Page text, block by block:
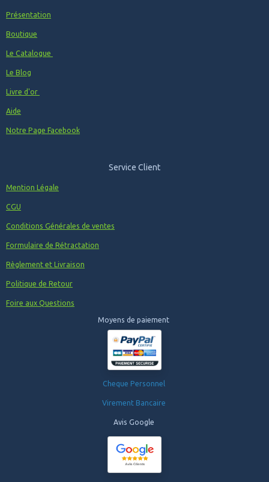
Présentation
Boutique
Le Catalogue
Le Blog
Livre d'or
Aide
Notre Page Facebook
Service Client
Mention Légale
CGU
Conditions Générales de ventes
Formulaire de Rétractation
Règlement et Livraison
Politique de Retour
Foire aux Questions
Moyens de paiement
Cheque Personnel
Virement Bancaire
Avis Google